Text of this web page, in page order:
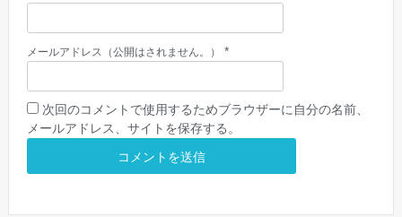
メールアドレス（公開はされません。） *
次回のコメントで使用するためブラウザーに自分の名前、
メールアドレス、サイトを保存する。